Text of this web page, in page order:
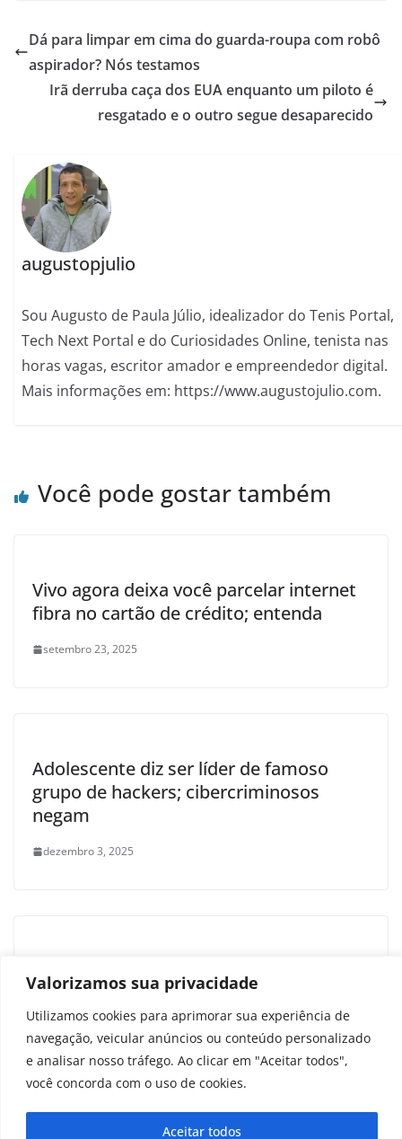
Valorizamos sua privacidade
Utilizamos cookies para aprimorar sua experiência de
navegação, veicular anúncios ou conteúdo personalizado
e analisar nosso tráfego. Ao clicar em "Aceitar todos",
você concorda com o uso de cookies.
Aceitar todos
Dá para limpar em cima do guarda-roupa com robô
aspirador? Nós testamos
Irã derruba caça dos EUA enquanto um piloto é
resgatado e o outro segue desaparecido
augustopjulio
Sou Augusto de Paula Júlio, idealizador do Tenis Portal,
Tech Next Portal e do Curiosidades Online, tenista nas
horas vagas, escritor amador e empreendedor digital.
Mais informações em: https://www.augustojulio.com.
Você pode gostar também
Vivo agora deixa você parcelar internet
fibra no cartão de crédito; entenda
setembro 23, 2025
Adolescente diz ser líder de famoso
grupo de hackers; cibercriminosos
negam
dezembro 3, 2025
Silent Hill 2 no Xbox? Registro indica fim
da exclusividade do PS5
novembro 3, 2025